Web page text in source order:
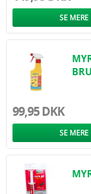
SE MERE
99,95 DKK
SE MERE